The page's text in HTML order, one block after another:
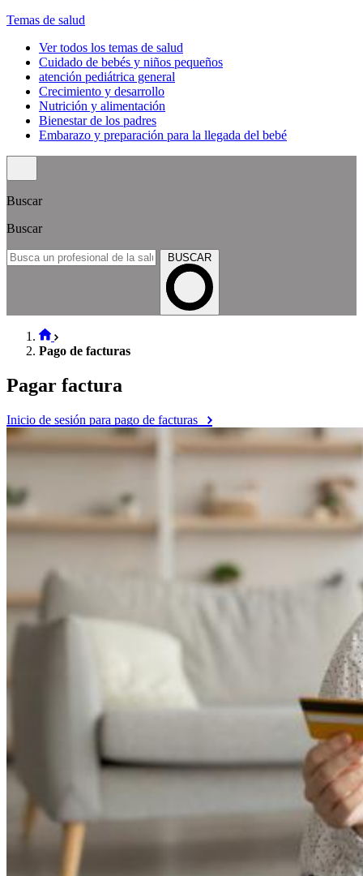
Temas de salud
Ver todos los temas de salud
Cuidado de bebés y niños pequeños
atención pediátrica general
Crecimiento y desarrollo
Nutrición y alimentación
Bienestar de los padres
Embarazo y preparación para la llegada del bebé
Buscar
Buscar
BUSCAR
Pago de facturas
Pagar factura
Inicio de sesión para pago de facturas